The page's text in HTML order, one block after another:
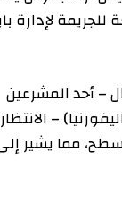
لإدارة بايدن”.
المشرعين
الانتظار لتأييد
يشير إلى أنه